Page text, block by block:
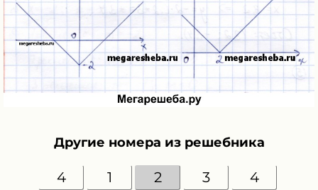
Другие номера из решебника
4 1 2 3 4